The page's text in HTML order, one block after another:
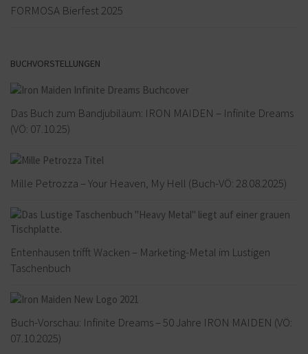
FORMOSA Bierfest 2025
BUCHVORSTELLUNGEN
Das Buch zum Bandjubiläum: IRON MAIDEN – Infinite Dreams
(VÖ: 07.10.25)
Mille Petrozza – Your Heaven, My Hell (Buch-VÖ: 28.08.2025)
Entenhausen trifft Wacken – Marketing-Metal im Lustigen
Taschenbuch
Buch-Vorschau: Infinite Dreams – 50 Jahre IRON MAIDEN (VÖ:
07.10.2025)